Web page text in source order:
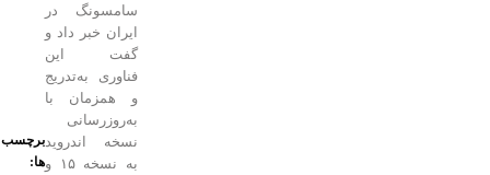
سامسونگ در
ایران خبر داد و
گفت این
فناوری به‌تدریج
و همزمان با
به‌روزرسانی
نسخه اندروید
به نسخه ۱۵ و
برچسب
ها: